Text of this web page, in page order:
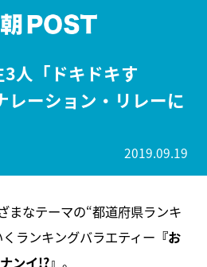
人「ドキドキす
ーション・リレーに
2019.09.19
まなテーマの“都道府県ランキ
ランキングバラエティー 『お
ンイ!?』 。